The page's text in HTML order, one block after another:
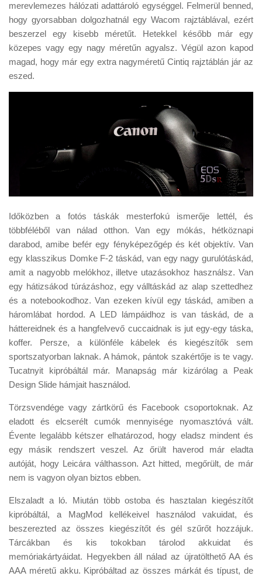
merevlemezes hálózati adattároló egységgel. Felmerül benned,
hogy gyorsabban dolgozhatnál egy Wacom rajztáblával, ezért
beszerzel egy kisebb méretűt. Hetekkel később már egy
közepes vagy egy nagy méretűn agyalsz. Végül azon kapod
magad, hogy már egy extra nagyméretű Cintiq rajztáblán jár az
eszed.
Időközben a fotós táskák mesterfokú ismerője lettél, és
többféléből van nálad otthon. Van egy mókás, hétköznapi
darabod, amibe befér egy fényképezőgép és két objektív. Van
egy klasszikus Domke F-2 táskád, van egy nagy gurulótáskád,
amit a nagyobb melókhoz, illetve utazásokhoz használsz. Van
egy hátizsákod túrázáshoz, egy válltáskád az alap szettedhez
és a notebookodhoz. Van ezeken kívül egy táskád, amiben a
háromlábat hordod. A LED lámpáidhoz is van táskád, de a
háttereidnek és a hangfelvevő cuccaidnak is jut egy-egy táska,
koffer. Persze, a különféle kábelek és kiegészítők sem
sportszatyorban laknak. A hámok, pántok szakértője is te vagy.
Tucatnyit kipróbáltál már. Manapság már kizárólag a Peak
Design Slide hámjait használod.
Törzsvendége vagy zártkörű és Facebook csoportoknak. Az
eladott és elcserélt cumók mennyisége nyomasztóvá vált.
Évente legalább kétszer elhatározod, hogy eladsz mindent és
egy másik rendszert veszel. Az őrült haverod már eladta
autóját, hogy Leicára válthasson. Azt hitted, megőrült, de már
nem is vagyon olyan biztos ebben.
Elszaladt a ló. Miután több ostoba és hasztalan kiegészítőt
kipróbáltál, a MagMod kellékeivel használod vakuidat, és
beszerezted az összes kiegészítőt és gél szűrőt hozzájuk.
Tárcákban és kis tokokban tárolod akkuidat és
memóriakártyáidat. Hegyekben áll nálad az újratölthető AA és
AAA méretű akku. Kipróbáltad az összes márkát és típust, de